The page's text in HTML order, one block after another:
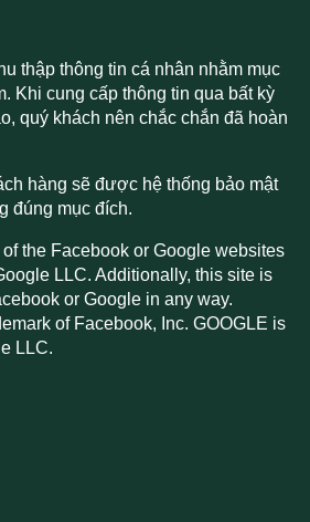
thập thông tin cá nhân nhằm mục
Khi cung cấp thông tin qua bất kỳ
quý khách nên chắc chắn đã hoàn
hàng sẽ được hệ thống bảo mật
đúng mục đích.
the Facebook or Google websites
LLC. Additionally, this site is
or Google in any way.
of Facebook, Inc. GOOGLE is
LLC.